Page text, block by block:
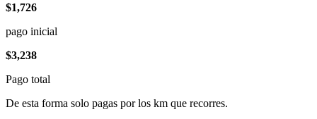
$1,726
pago inicial
$3,238
Pago total
De esta forma solo pagas por los km que recorres.